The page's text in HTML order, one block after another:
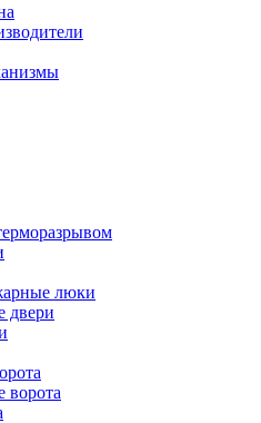
люки
двери
ворота